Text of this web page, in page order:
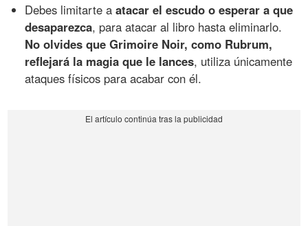
Debes limitarte aatacar el escudo o esperar a que
desaparezca, para atacar al libro hasta eliminarlo.
No olvides que Grimoire Noir, como Rubrum,
reflejará la magia que le lances, utiliza únicamente
ataques físicos para acabar con él.